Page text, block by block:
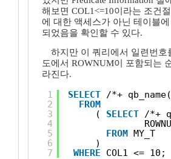
해보면 COL1<=10이라는 조건
에 대한 액세스가 아닌 테이블
되었음을 확인할 수 있다.
하지만 이 쿼리에서 일련번호
도에서 ROWNUM이 포함되는
라진다.
1
2
3
4
5
6
7
SELECT /*+
FROM
( SELECT /*+
FROM MY_T
)
WHERE
COL1 <= 10;